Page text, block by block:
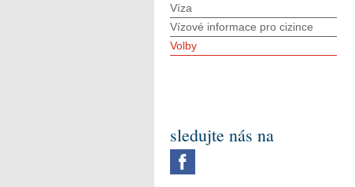
Víza
Vízové informace pro cizince
Volby
sledujte nás na